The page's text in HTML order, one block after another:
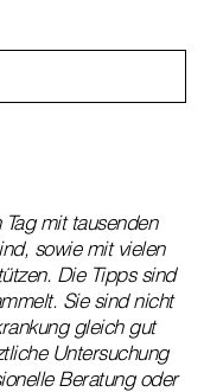
mit tausenden
sowie mit vielen
Die Tipps sind
Sie sind nicht
gleich gut
Untersuchung
Beratung oder